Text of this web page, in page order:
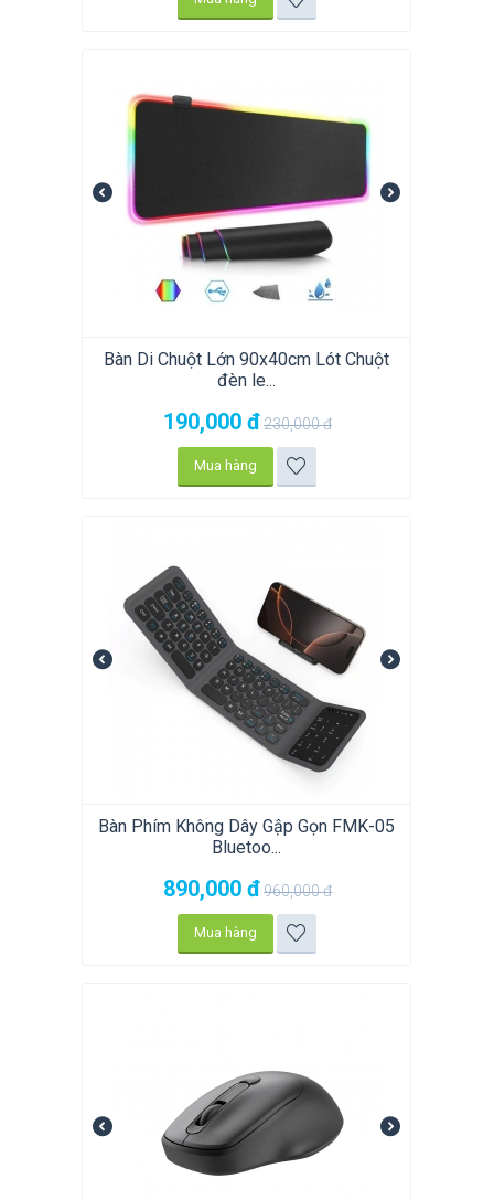
Bàn Di Chuột Lớn 90x40cm Lót Chuột
đèn le...
190,000 đ230,000đ
Mua hàng
Bàn Phím Không Dây Gập Gọn FMK-05
Bluetoo...
890,000 đ960,000đ
Mua hàng